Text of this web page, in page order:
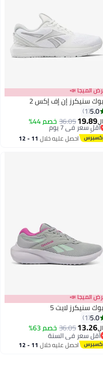
الميجا 📣
سنيكرز إن إف إكس 2
5.0
1
19.89
36.05خصم 44% أقل سعر في 7 يوم
بتخلّص بسرعة
أقل سعر في 7 يوماحصل عليه خلال 11 - 12
الميجا 📣
سنيكرز لايت 5
5.0
1
13.26
36.05خصم 63%
أقل سعر في السنة
أقل سعر في السنة
احصل عليه خلال 11 - 12